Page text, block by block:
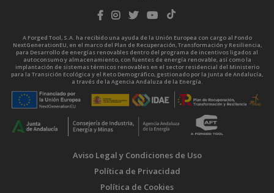
A Forged Tool, S.A. ha recibido una ayuda de la Unión Europea con cargo al Fondo
NextGenerationEU, en el marco del Plan de Recuperación, Transformación y Resiliencia,
para Desarrollo de energías renovables dentro del programa de incentivos ligados al
autoconsumo y almacenamiento, con fuentes de energía renovable, así como la
implantación de sistemas térmicos renovables en el sector residencial del Ministerio
para la Transición Ecológica y el Reto Demográfico, gestionado por la Junta de Andalucía,
a través de la Agencia Andaluza de la Energía.
Aviso Legal y Condiciones de Uso
Política de Privacidad
Política de Cookies